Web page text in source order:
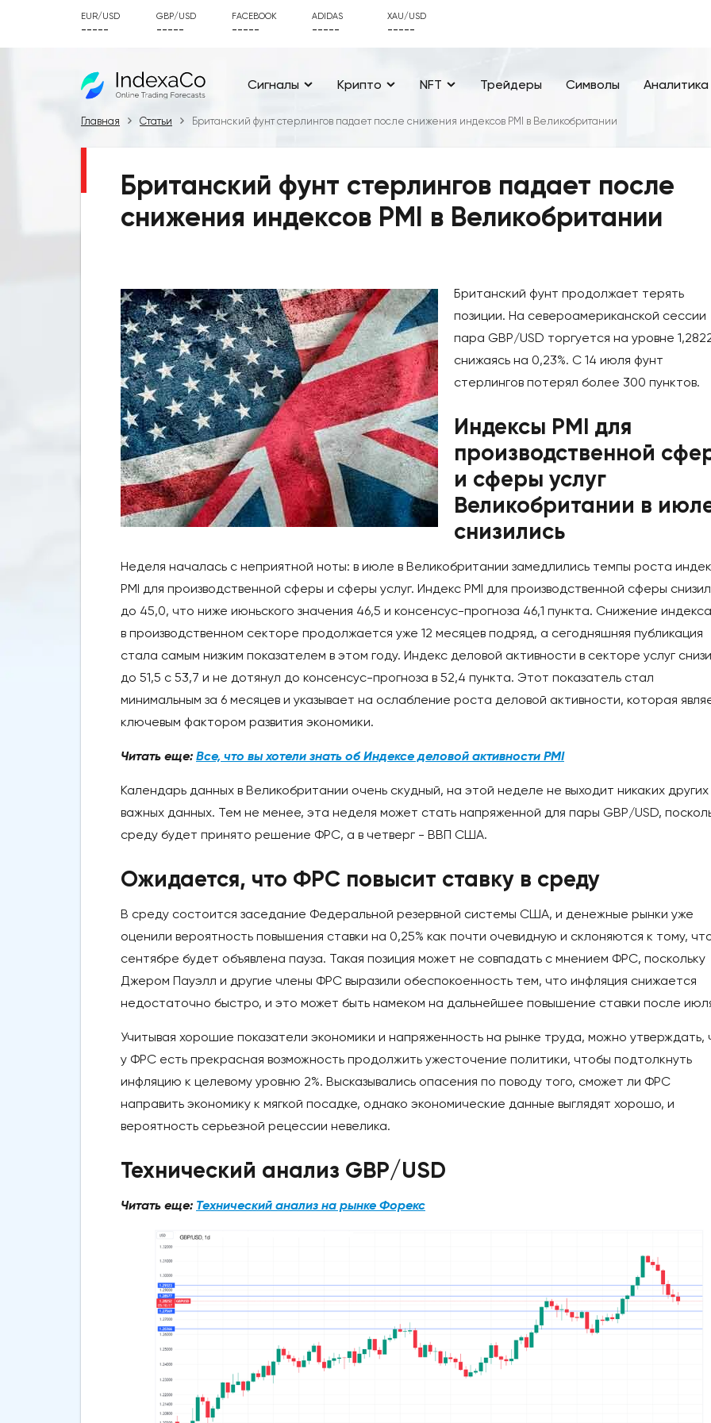
EUR/USD
-----
GBP/USD
-----
FACEBOOK
-----
ADIDAS
-----
XAU/USD
-----
Сигналы Крипто NFT Трейдеры Символы Аналитика
Главная Статьи Британский фунт стерлингов падает после снижения индексов PMI в Великобритании
Британский фунт стерлингов падает после
снижения индексов PMI в Великобритании
Британский фунт продолжает терять
позиции. На североамериканской сессии
пара GBP/USD торгуется на уровне
снижаясь на 0,23%. С 14 июля фунт
стерлингов потерял более 300 пунктов.
Индексы PMI для
производственной
и сферы услуг
Великобритании в
снизились
Неделя началась с неприятной ноты: в июле в Великобритании замедлились темпы роста
PMI для производственной сферы и сферы услуг. Индекс PMI для производственной сферы
до 45,0, что ниже июньского значения 46,5 и консенсус-прогноза 46,1 пункта. Снижение индекса
в производственном секторе продолжается уже 12 месяцев подряд, а сегодняшняя публикация
стала самым низким показателем в этом году. Индекс деловой активности в секторе услуг
до 51,5 с 53,7 и не дотянул до консенсус-прогноза в 52,4 пункта. Этот показатель стал
минимальным за 6 месяцев и указывает на ослабление роста деловой активности, которая
ключевым фактором развития экономики.
Читать еще: Все, что вы хотели знать об Индексе деловой активности PMI
Календарь данных в Великобритании очень скудный, на этой неделе не выходит никаких других
важных данных. Тем не менее, эта неделя может стать напряженной для пары GBP/USD,
среду будет принято решение ФРС, а в четверг - ВВП США.
Ожидается, что ФРС повысит ставку в среду
В среду состоится заседание Федеральной резервной системы США, и денежные рынки уже
оценили вероятность повышения ставки на 0,25% как почти очевидную и склоняются к тому,
сентябре будет объявлена пауза. Такая позиция может не совпадать с мнением ФРС, поскольку
Джером Пауэлл и другие члены ФРС выразили обеспокоенность тем, что инфляция снижается
недостаточно быстро, и это может быть намеком на дальнейшее повышение ставки после
Учитывая хорошие показатели экономики и напряженность на рынке труда, можно утверждать,
у ФРС есть прекрасная возможность продолжить ужесточение политики, чтобы подтолкнуть
инфляцию к целевому уровню 2%. Высказывались опасения по поводу того, сможет ли ФРС
направить экономику к мягкой посадке, однако экономические данные выглядят хорошо, и
вероятность серьезной рецессии невелика.
Технический анализ GBP/USD
Читать еще: Технический анализ на рынке Форекс